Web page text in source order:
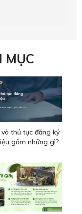
MỤC
và thủ tục đăng ký
gồm những gì?